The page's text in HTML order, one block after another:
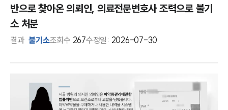
반으로 찾아온 의뢰인, 의료전문변호사 조력으로 불기
소 처분
결과 불기소조회수 267수정일: 2026-07-30